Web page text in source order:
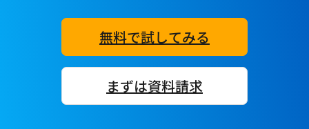
無料で試してみる
まずは資料請求